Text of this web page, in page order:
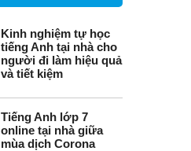
Kinh nghiệm tự học
tiếng Anh tại nhà cho
người đi làm hiệu quả
và tiết kiệm
Tiếng Anh lớp 7
online tại nhà giữa
mùa dịch Corona